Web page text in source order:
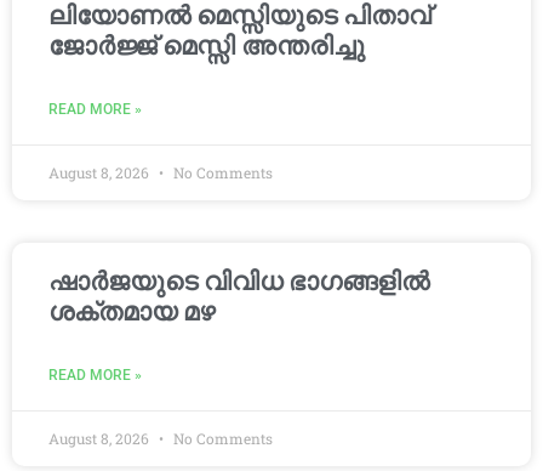
ലിയോണൽ മെസ്സിയുടെ പിതാവ്
ജോർജ്ജ് മെസ്സി അന്തരിച്ചു
READ MORE »
August 8, 2026 No Comments
ഷാർജയുടെ വിവിധ ഭാഗങ്ങളിൽ
ശക്തമായ മഴ
READ MORE »
August 8, 2026 No Comments